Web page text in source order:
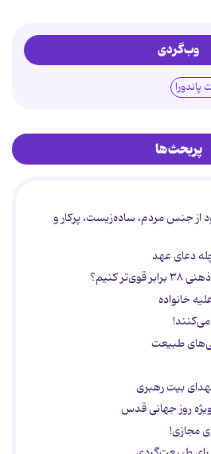
وب‌گردی
پاندورا
پربحث‌ها
از جنس مردم، ساده‌زیست، پرکار و
دعای عهد
کنیم؟
می‌کنند!
طبیعت
بیت رهبری
روز جهانی قدس
مجازی!